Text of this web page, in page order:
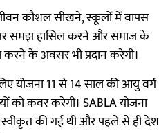
कौशल सीखने, स्कूलों में वापस
समझ हासिल करने और समाज के
के अवसर भी प्रदान करेगी।
योजना 11 से 14 साल की आयु वर्ग
को कवर करेगी। SABLA योजना
में स्वीकृत की गई थी और पहले से ही देश